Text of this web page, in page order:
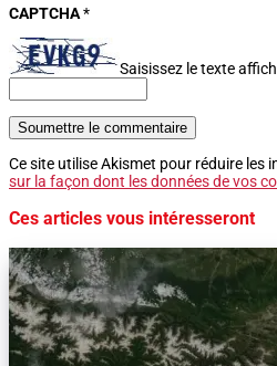
CAPTCHA*
Saisissez le texte
Soumettre le commentaire
Ce site utilise Akismet pour réduire les
sur la façon dont les données de vos
Ces articles vous intéresseront